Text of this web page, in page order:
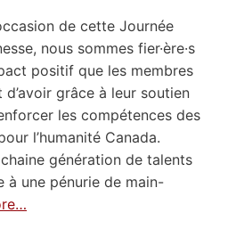
de cette Journée
nous sommes fier·ère·s
positif que les membres
d’avoir grâce à leur soutien
les compétences des
l’humanité Canada.
génération de talents
à une pénurie de main-